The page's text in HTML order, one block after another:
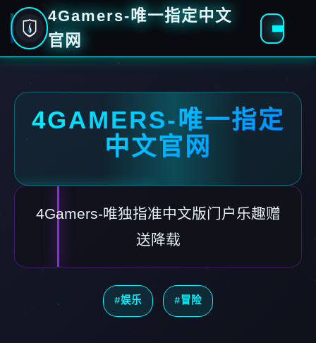
4Gamers-唯一指定中文
官网
4GAMERS-唯一指定
中文官网
4Gamers-唯独指准中文版门户乐趣赠
送降载
#娱乐 #冒险